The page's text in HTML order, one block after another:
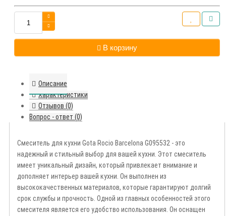
В корзину
Описание
Характеристики
Отзывов (0)
Вопрос - ответ (0)
Смеситель для кухни Gota Rocio Barcelona G095532 - это
надежный и стильный выбор для вашей кухни. Этот смеситель
имеет уникальный дизайн, который привлекает внимание и
дополняет интерьер вашей кухни. Он выполнен из
высококачественных материалов, которые гарантируют долгий
срок службы и прочность. Одной из главных особенностей этого
смесителя является его удобство использования. Он оснащен